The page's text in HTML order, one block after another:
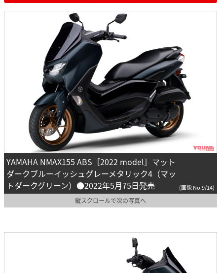
YAMAHA NMAX155 ABS［2022 model］マット
ダークブルーイッシュグレーメタリック4（マッ
トダークグリーン）●2022年5月75日発売
(画像 No.9/14)
縦スクロールで次の写真へ